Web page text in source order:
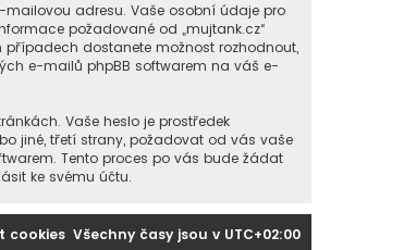
adresu. Vaše osobní údaje pro
požadované od „mujtank.cz“
případech dostanete možnost rozhodnout,
e-mailů phpBB softwarem na váš e-
Vaše heslo je prostředek
jiné, třetí strany, požadovat od vás vaše
Tento proces po vás bude žádat
ke svému účtu.
Všechny časy jsou v UTC+02:00
cookies